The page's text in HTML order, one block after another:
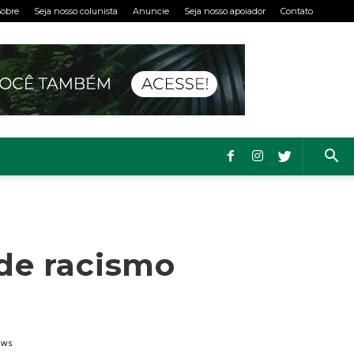
Seja nosso colunista Anuncie Seja nosso apoiador Contato
racismo